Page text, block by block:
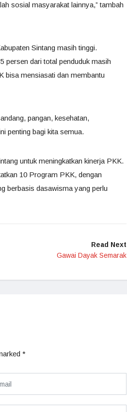
sosial masyarakat lainnya,” tambah
Sintang masih tinggi.
persen dari total penduduk masih
bisa mensiasati dan membantu
pangan, kesehatan,
penting bagi kita semua.
untuk meningkatkan kinerja PKK.
10 Program PKK, dengan
berbasis dasawisma yang perlu
Read Next
Gawai Dayak Semarak
*